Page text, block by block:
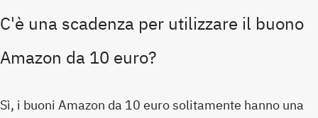
C'è una scadenza per utilizzare il buono
Amazon da 10 euro?
Sì, i buoni Amazon da 10 euro solitamente hanno una